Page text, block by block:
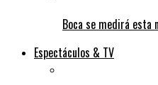
Boca se medirá esta
Espectáculos & TV